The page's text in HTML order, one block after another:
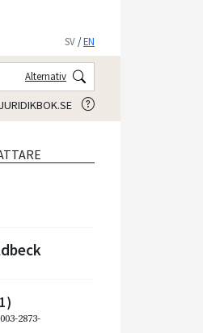
SV /EN
Alternativ
2873-